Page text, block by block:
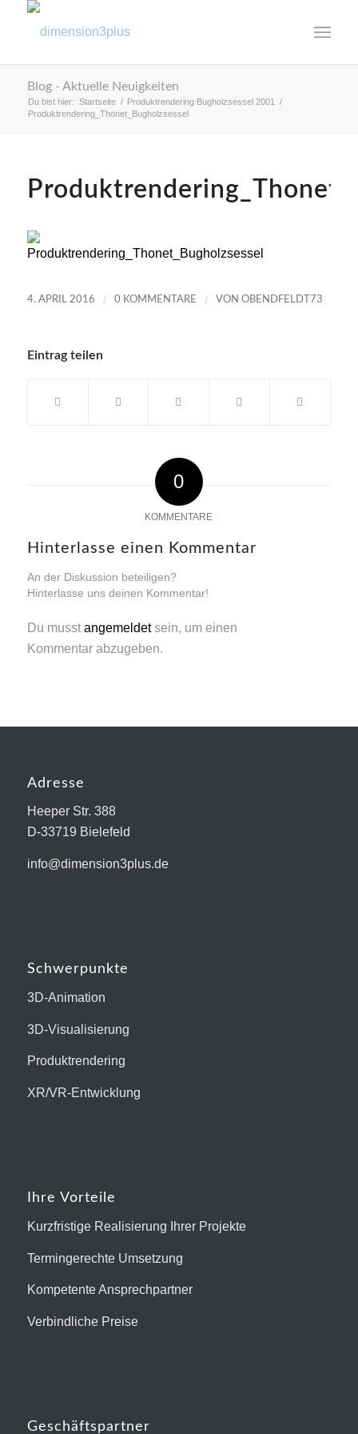
Blog - Aktuelle Neuigkeiten
Du bist hier: Startseite / Produktrendering Bugholzsessel 2001
/
Produktrendering_Thonet_Bugholzsessel
4. APRIL 2016 / 0 KOMMENTARE / VON OBENDFELDT73
Eintrag teilen
0
KOMMENTARE
Hinterlasse einen Kommentar
An der Diskussion beteiligen?
Hinterlasse uns deinen Kommentar!
Du musst angemeldetsein, um einen
Kommentar abzugeben.
Adresse
Heeper Str. 388
D-33719 Bielefeld
info@dimension3plus.de
Schwerpunkte
3D-Animation
3D-Visualisierung
Produktrendering
XR/VR-Entwicklung
Ihre Vorteile
Kurzfristige Realisierung Ihrer Projekte
Termingerechte Umsetzung
Kompetente Ansprechpartner
Verbindliche Preise
Geschäftspartner